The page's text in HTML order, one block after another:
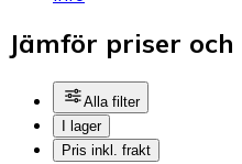
Jämför priser
Alla filter
I lager
Pris inkl. frakt